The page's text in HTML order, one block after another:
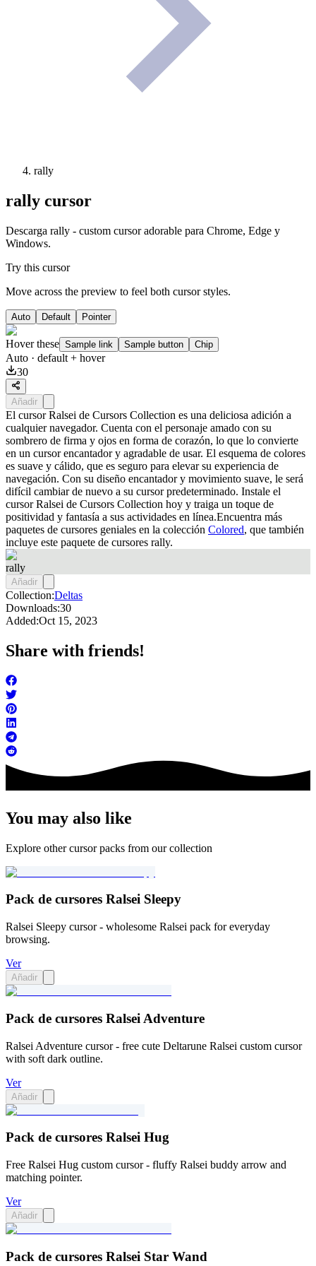
rally
rally cursor
Descarga rally - custom cursor adorable para Chrome, Edge y
Windows.
Try this cursor
Move across the preview to feel both cursor styles.
Auto Default Pointer
Hover these Sample link Sample button Chip
Auto · default + hover
30
Añadir
El cursor Ralsei de Cursors Collection es una deliciosa adición a
cualquier navegador. Cuenta con el personaje amado con su
sombrero de firma y ojos en forma de corazón, lo que lo convierte
en un cursor encantador y agradable de usar. El esquema de colores
es suave y cálido, que es seguro para elevar su experiencia de
navegación. Con su diseño encantador y movimiento suave, le será
difícil cambiar de nuevo a su cursor predeterminado. Instale el
cursor Ralsei de Cursors Collection hoy y traiga un toque de
positividad y fantasía a sus actividades en línea.Encuentra más
paquetes de cursores geniales en la colección Colored, que también
incluye este paquete de cursores rally.
rally
Añadir
Collection:Deltas
Downloads:30
Added:Oct 15, 2023
Share with friends!
You may also like
Explore other cursor packs from our collection
Pack de cursores Ralsei Sleepy
Ralsei Sleepy cursor - wholesome Ralsei pack for everyday
browsing.
Ver
Añadir
Pack de cursores Ralsei Adventure
Ralsei Adventure cursor - free cute Deltarune Ralsei custom cursor
with soft dark outline.
Ver
Añadir
Pack de cursores Ralsei Hug
Free Ralsei Hug custom cursor - fluffy Ralsei buddy arrow and
matching pointer.
Ver
Añadir
Pack de cursores Ralsei Star Wand